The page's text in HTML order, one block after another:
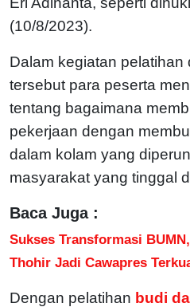
(10/8/2023).
Dalam kegiatan pelatihan
tersebut para peserta
tentang bagaimana
pekerjaan dengan
dalam kolam yang
masyarakat yang tinggal
Baca Juga :
Sukses Transformasi
Thohir Jadi Cawapres
Dengan pelatihan budi